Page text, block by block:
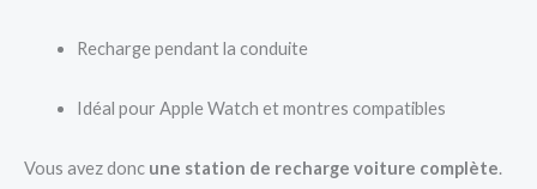
Recharge pendant la conduite
Idéal pour Apple Watch et montres compatibles
Vous avez donc une station de recharge voiture complète.